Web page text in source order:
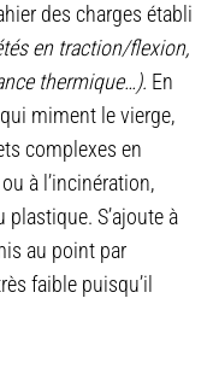
des charges établi
en traction/flexion,
thermique…). En
miment le vierge,
complexes en
à l’incinération,
plastique. S’ajoute à
au point par
faible puisqu’il